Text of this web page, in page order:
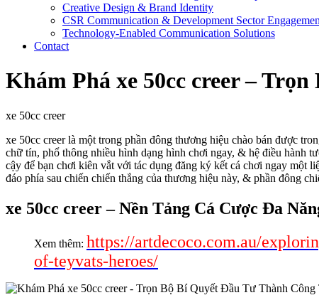
Creative Design & Brand Identity
CSR Communication & Development Sector
Technology-Enabled Communication Solutions
Contact
Khám Phá xe 50cc creer –
xe 50cc creer
xe 50cc creer là một trong phần đông thương hiệu chào bán được
chữ tín, phổ thông nhiều hình dạng hình chơi ngay, & hệ điều hành
cậy để bạn chơi kiên vắt với tác dụng đăng ký kết cá chơi ngay một
đáo phía sau chiến chiến thắng của thương hiệu này, & phần đông
xe 50cc creer – Nền Tảng Cá Cược Đa
Xem thêm: https://artdecoco.com.au/
of-teyvats-heroes/